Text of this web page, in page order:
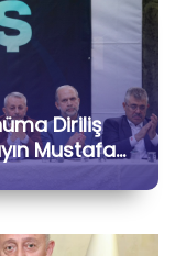
Diriliş
Mustafa
Gönül